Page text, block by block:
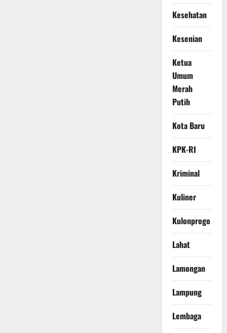
Kesehatan
Kesenian
Ketua
Umum
Merah
Putih
Kota Baru
KPK-RI
Kriminal
Kuliner
Kulonprogo
Lahat
Lamongan
Lampung
Lembaga